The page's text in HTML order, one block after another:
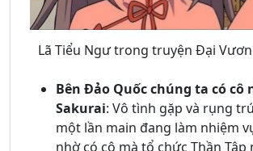
Lã Tiểu Ngư trong truyện Đại
Bên Đảo Quốc chúng ta có cô
Sakurai: Vô tình gặp và rụng
một lần main đang làm nhiệm
nhờ có cô mà tổ chức Thần Tập